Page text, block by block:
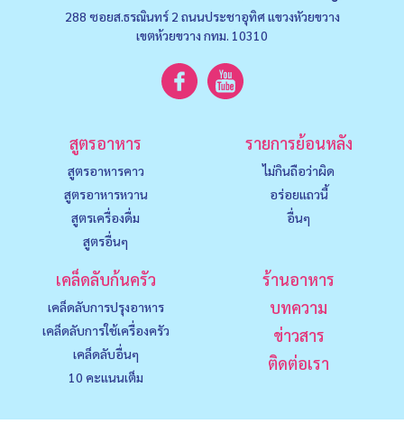
288 ซอยส.ธรณินทร์ 2 ถนนประชาอุทิศ แขวงหัวยขวาง
เขตห้วยขวาง กทม. 10310
สูตรอาหาร
สูตรอาหารคาว
สูตรอาหารหวาน
สูตรเครื่องดื่ม
สูตรอื่นๆ
รายการย้อนหลัง
ไม่กินถือว่าผิด
อร่อยแถวนี้
อื่นๆ
เคล็ดลับก้นครัว
เคล็ดลับการปรุงอาหาร
เคล็ดลับการใช้เครื่องครัว
เคล็ดลับอื่นๆ
10 คะแนนเต็ม
ร้านอาหาร
บทความ
ข่าวสาร
ติดต่อเรา